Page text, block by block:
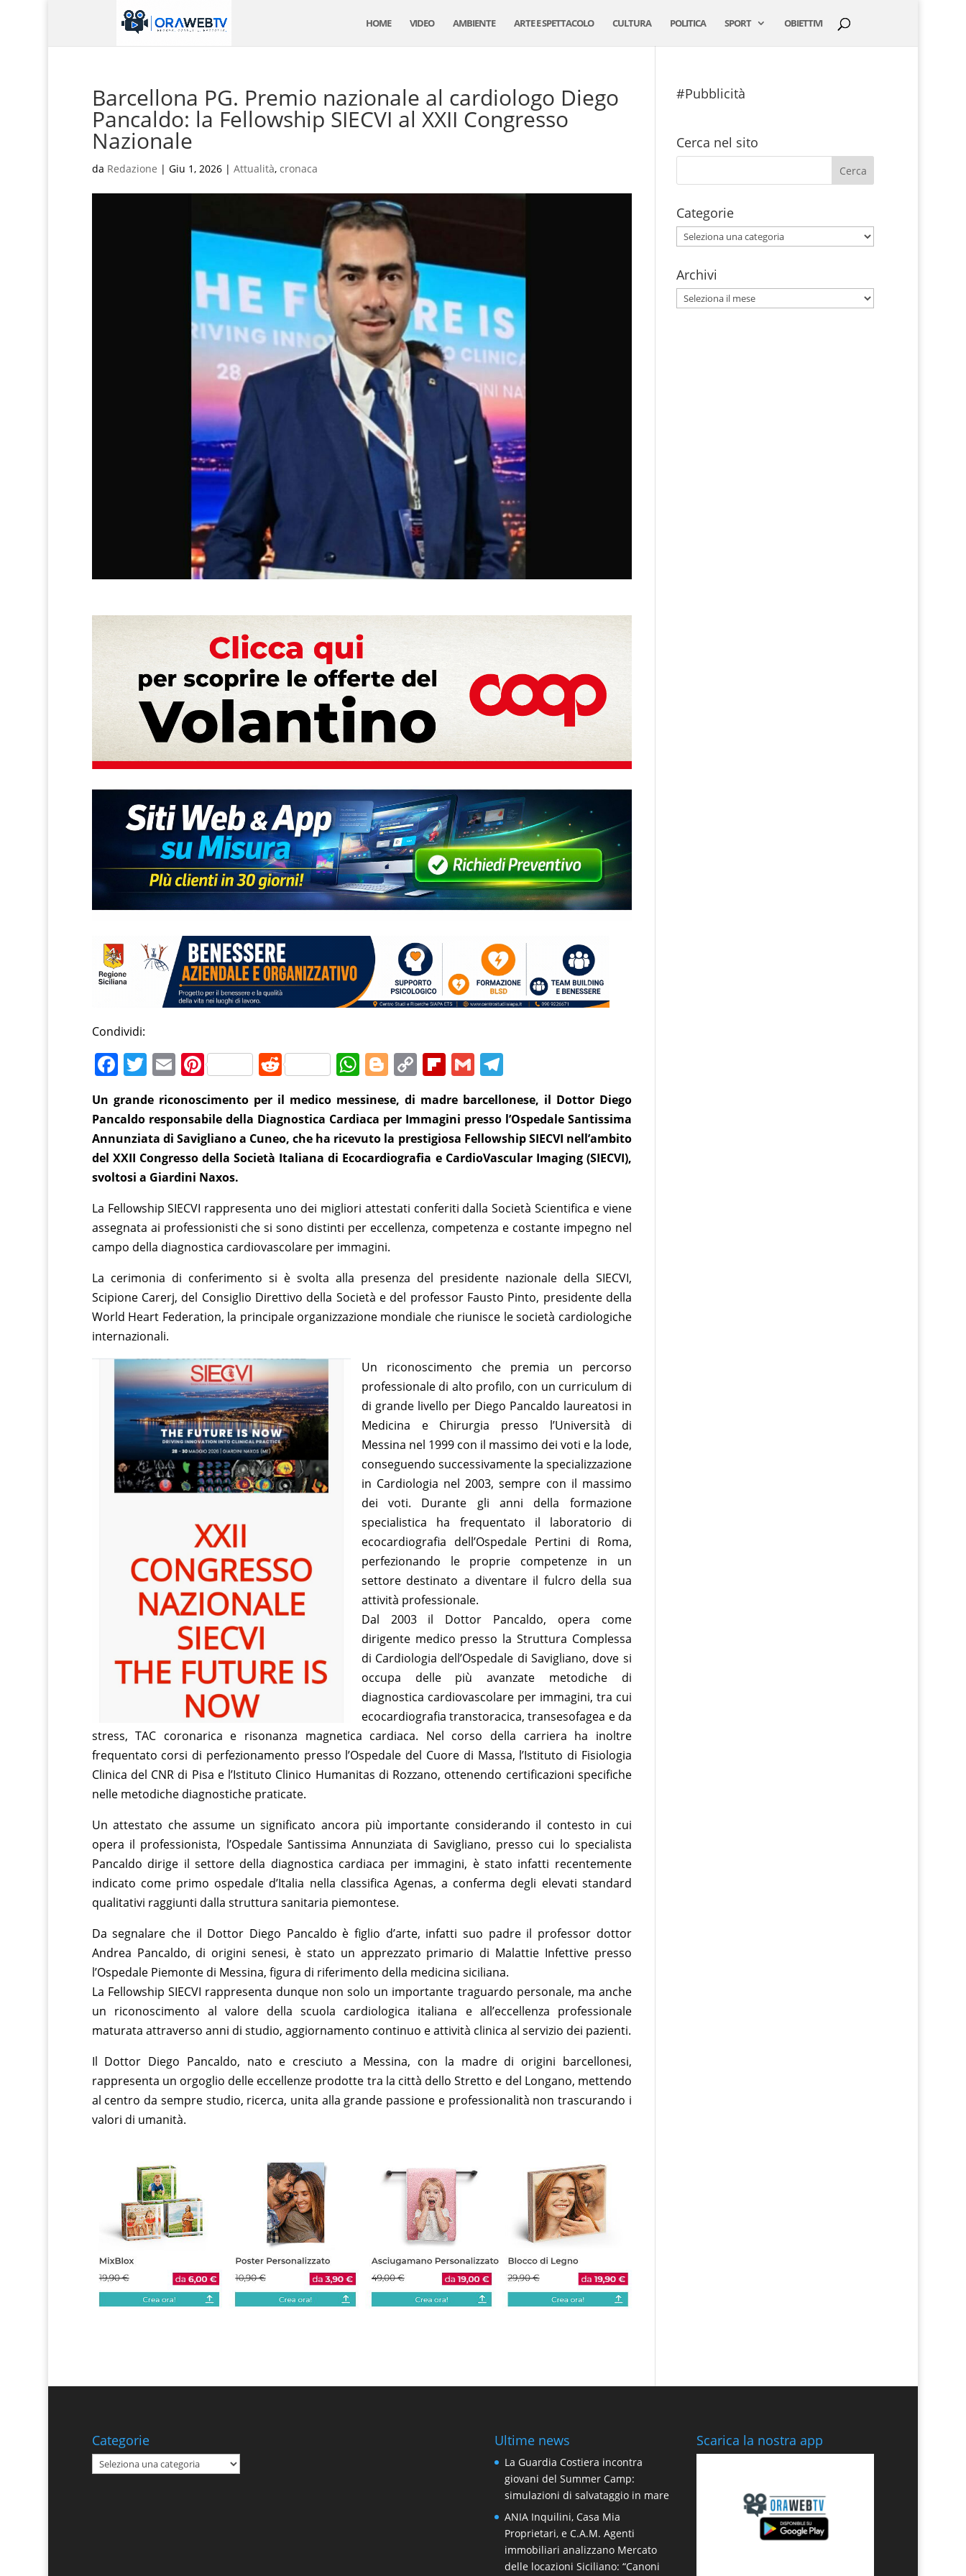
HOME VIDEO AMBIENTE ARTE E SPETTACOLO CULTURA POLITICA SPORT OBIETTIVI
Barcellona PG. Premio nazionale al cardiologo Diego
Pancaldo: la Fellowship SIECVI al XXII Congresso
Nazionale
da Redazione | Giu 1, 2026| Attualità, cronaca
Condividi:
F
c
e
b
o
o
k
T
w
itt
er
E
ai
l
Pi
nt
er
e
st
R
e
d
di
t
W
h
at
s
A
p
Bl
g
g
er
C
p
y
Li
k
Fl
ip
b
o
ar
G
m
ai
l
T
e
gr
a
Un grande riconoscimento per il medico messinese, di madre barcellonese, il Dottor Diego
Pancaldo responsabile della Diagnostica Cardiaca per Immagini presso l’Ospedale Santissima
Annunziata di Savigliano a Cuneo, che ha ricevuto la prestigiosa Fellowship SIECVI nell’ambito
del XXII Congresso della Società Italiana di Ecocardiografia e CardioVascular Imaging (SIECVI),
svoltosi a Giardini Naxos.
La Fellowship SIECVI rappresenta uno dei migliori attestati conferiti dalla Società Scientifica e viene
assegnata ai professionisti che si sono distinti per eccellenza, competenza e costante impegno nel
campo della diagnostica cardiovascolare per immagini.
La cerimonia di conferimento si è svolta alla presenza del presidente nazionale della SIECVI,
Scipione Carerj, del Consiglio Direttivo della Società e del professor Fausto Pinto, presidente della
World Heart Federation, la principale organizzazione mondiale che riunisce le società cardiologiche
internazionali.
Un riconoscimento che premia un percorso
professionale di alto profilo, con un curriculum di
di grande livello per Diego Pancaldo laureatosi in
Medicina e Chirurgia presso l’Università di
Messina nel 1999 con il massimo dei voti e la lode,
conseguendo successivamente la specializzazione
in Cardiologia nel 2003, sempre con il massimo
dei voti. Durante gli anni della formazione
specialistica ha frequentato il laboratorio di
ecocardiografia dell’Ospedale Pertini di Roma,
perfezionando le proprie competenze in un
settore destinato a diventare il fulcro della sua
attività professionale.
Dal 2003 il Dottor Pancaldo, opera come
dirigente medico presso la Struttura Complessa
di Cardiologia dell’Ospedale di Savigliano, dove si
occupa delle più avanzate metodiche di
diagnostica cardiovascolare per immagini, tra cui
ecocardiografia transtoracica, transesofagea e da
stress, TAC coronarica e risonanza magnetica cardiaca. Nel corso della carriera ha inoltre
frequentato corsi di perfezionamento presso l’Ospedale del Cuore di Massa, l’Istituto di Fisiologia
Clinica del CNR di Pisa e l’Istituto Clinico Humanitas di Rozzano, ottenendo certificazioni specifiche
nelle metodiche diagnostiche praticate.
Un attestato che assume un significato ancora più importante considerando il contesto in cui
opera il professionista, l’Ospedale Santissima Annunziata di Savigliano, presso cui lo specialista
Pancaldo dirige il settore della diagnostica cardiaca per immagini, è stato infatti recentemente
indicato come primo ospedale d’Italia nella classifica Agenas, a conferma degli elevati standard
qualitativi raggiunti dalla struttura sanitaria piemontese.
Da segnalare che il Dottor Diego Pancaldo è figlio d’arte, infatti suo padre il professor dottor
Andrea Pancaldo, di origini senesi, è stato un apprezzato primario di Malattie Infettive presso
l’Ospedale Piemonte di Messina, figura di riferimento della medicina siciliana.
La Fellowship SIECVI rappresenta dunque non solo un importante traguardo personale, ma anche
un riconoscimento al valore della scuola cardiologica italiana e all’eccellenza professionale
maturata attraverso anni di studio, aggiornamento continuo e attività clinica al servizio dei pazienti.
Il Dottor Diego Pancaldo, nato e cresciuto a Messina, con la madre di origini barcellonesi,
rappresenta un orgoglio delle eccellenze prodotte tra la città dello Stretto e del Longano, mettendo
al centro da sempre studio, ricerca, unita alla grande passione e professionalità non trascurando i
valori di umanità.
#Pubblicità
Cerca nel sito
Categorie
Categorie
Archivi
Archivi
Categorie
Categorie
Ultime news
La Guardia Costiera incontra
giovani del Summer Camp:
simulazioni di salvataggio in mare
ANIA Inquilini, Casa Mia
Proprietari, e C.A.M. Agenti
immobiliari analizzano Mercato
delle locazioni Siciliano: “Canoni
Scarica la nostra app